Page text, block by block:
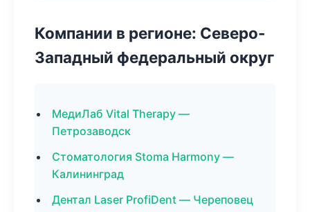
Компании в регионе: Северо-
Западный федеральный округ
МедиЛаб Vital Therapy —
Петрозаводск
Стоматология Stoma Harmony —
Калининград
Дентал Laser ProfiDent — Череповец